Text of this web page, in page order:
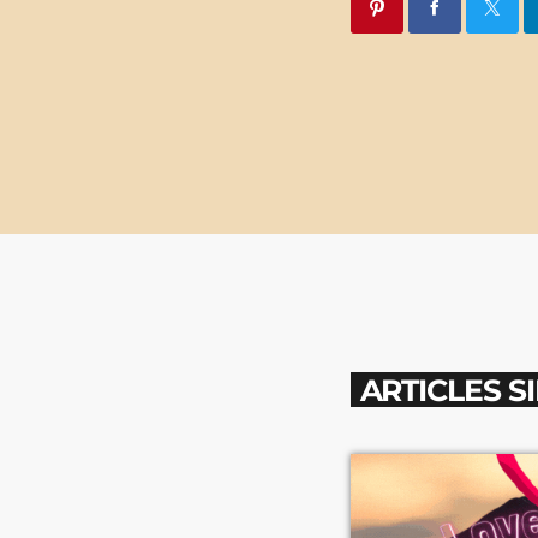
ARTICLES